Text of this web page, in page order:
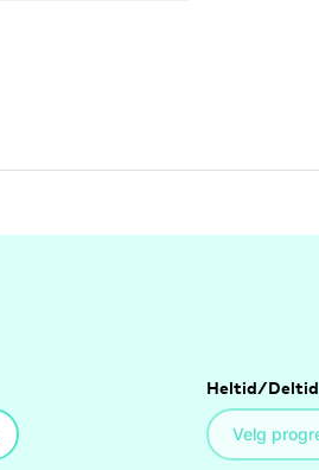
Heltid/Deltid